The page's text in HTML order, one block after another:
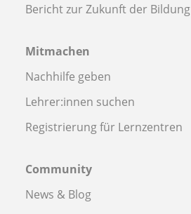
Bericht zur Zukunft der Bildung
Mitmachen
Nachhilfe geben
Lehrer:innen suchen
Registrierung für Lernzentren
Community
News & Blog